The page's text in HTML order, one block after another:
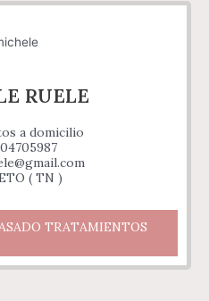
RUELE
a domicilio
( TN )
TRATAMIENTOS